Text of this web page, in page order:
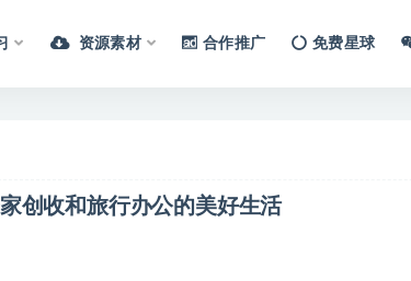
资源素材 合作推广 免费星球
创收和旅行办公的美好生活